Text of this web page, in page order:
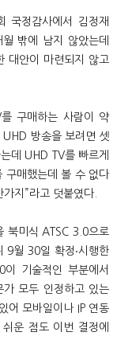
국정감사에서 김정재
밖에 남지 않았는데
대안이 마련되지 않고
구매하는 사람이 약
UHD 방송을 보려면 셋
데 UHD TV를 빠르게
구매했는데 볼 수 없다
지”라고 덧붙였다.
북미식 ATSC 3.0으로
9월 30일 확정‧시행한
기술적인 부분에서
가 모두 인정하고 있는
어 모바일이나 IP 연동
운 점도 이번 결정에